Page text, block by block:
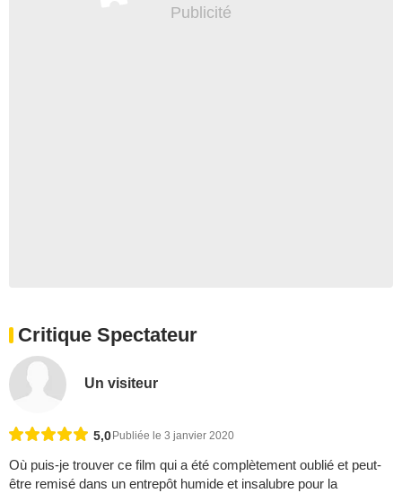
Critique Spectateur
Un visiteur
5,0 Publiée le 3 janvier 2020
Où puis-je trouver ce film qui a été complètement oublié et peut-
être remisé dans un entrepôt humide et insalubre pour la